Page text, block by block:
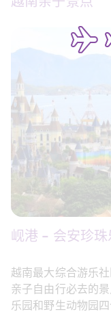
岘港 - 会安珍
越南最大综合游乐
亲子自由行必去的
乐园和野生动物园